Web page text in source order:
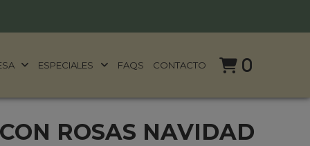
ESPECIALES FAQS CONTACTO 0
ROSAS NAVIDAD